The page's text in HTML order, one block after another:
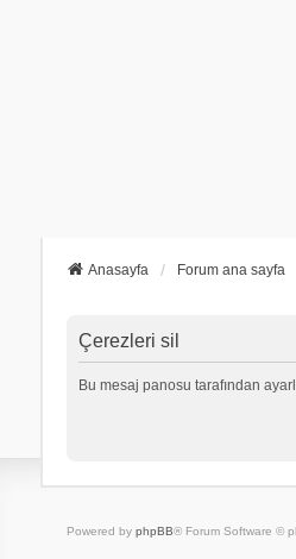
Anasayfa Forum ana sayfa
Çerezleri sil
Bu mesaj panosu tarafından
Powered by phpBB® Forum Software ©